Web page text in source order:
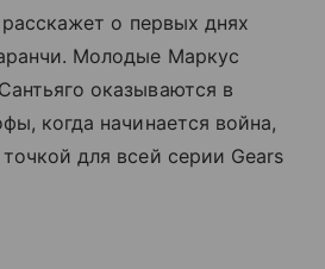
о первых днях
Молодые Маркус
оказываются в
когда начинается война,
для всей серии Gears